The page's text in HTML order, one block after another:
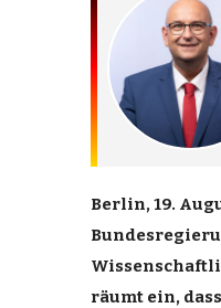
Berlin, 19.
räumt ein,